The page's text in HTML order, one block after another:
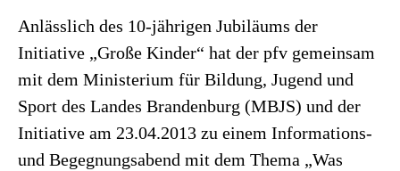
Anlässlich des 10-jährigen Jubiläums der
Initiative „Große Kinder“ hat der pfv gemeinsam
mit dem Ministerium für Bildung, Jugend und
Sport des Landes Brandenburg (MBJS) und der
Initiative am 23.04.2013 zu einem Informations-
und Begegnungsabend mit dem Thema „Was